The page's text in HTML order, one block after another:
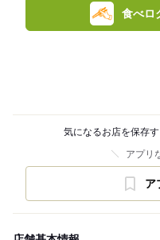
食べロ
気になるお店を保存
アプリ
ア